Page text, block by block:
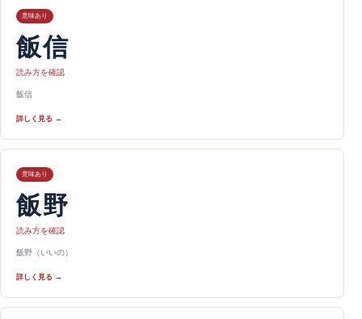
意味あり
飯信
読み方を確認
飯信
詳しく見る →
意味あり
飯野
読み方を確認
飯野（いいの）
詳しく見る →